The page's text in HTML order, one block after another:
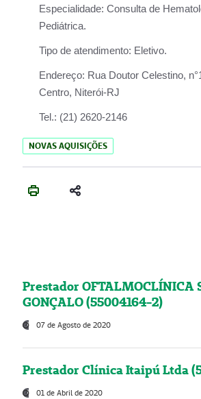
Especialidade: Consulta de
Pediátrica.
Tipo de atendimento: Eletivo.
Endereço: Rua Doutor Celestino,
Centro, Niterói-RJ
Tel.: (21) 2620-2146
NOVAS AQUISIÇÕES
Prestador OFTALMOCLÍNICA
GONÇALO (55004164-2)
07 de Agosto de 2020
Prestador Clínica Itaipú Ltda
01 de Abril de 2020